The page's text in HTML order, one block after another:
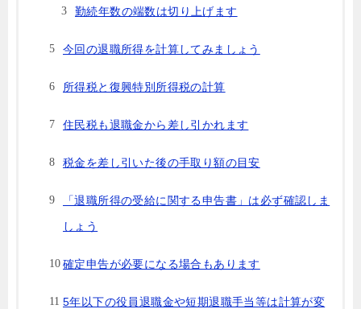
勤続年数の端数は切り上げます
今回の退職所得を計算してみましょう
所得税と復興特別所得税の計算
住民税も退職金から差し引かれます
税金を差し引いた後の手取り額の目安
「退職所得の受給に関する申告書」は必ず確認しま
しょう
確定申告が必要になる場合もあります
5年以下の役員退職金や短期退職手当等は計算が変